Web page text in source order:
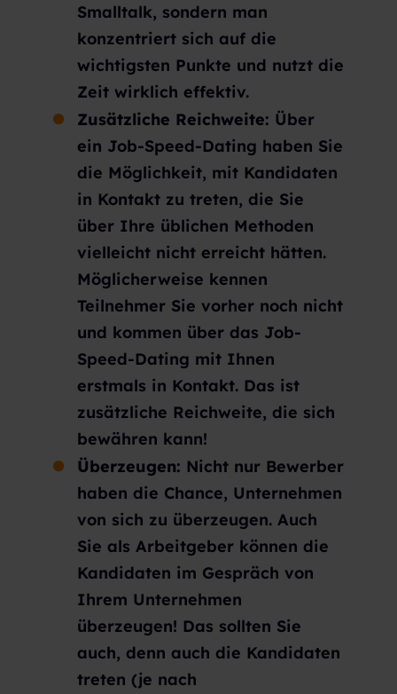
Smalltalk, sondern man
konzentriert sich auf die
wichtigsten Punkte und nutzt die
Zeit wirklich effektiv.
Zusätzliche Reichweite: Über
ein Job-Speed-Dating haben Sie
die Möglichkeit, mit Kandidaten
in Kontakt zu treten, die Sie
über Ihre üblichen Methoden
vielleicht nicht erreicht hätten.
Möglicherweise kennen
Teilnehmer Sie vorher noch nicht
und kommen über das Job-
Speed-Dating mit Ihnen
erstmals in Kontakt. Das ist
zusätzliche Reichweite, die sich
bewähren kann!
Überzeugen: Nicht nur Bewerber
haben die Chance, Unternehmen
von sich zu überzeugen. Auch
Sie als Arbeitgeber können die
Kandidaten im Gespräch von
Ihrem Unternehmen
überzeugen! Das sollten Sie
auch, denn auch die Kandidaten
treten (je nach